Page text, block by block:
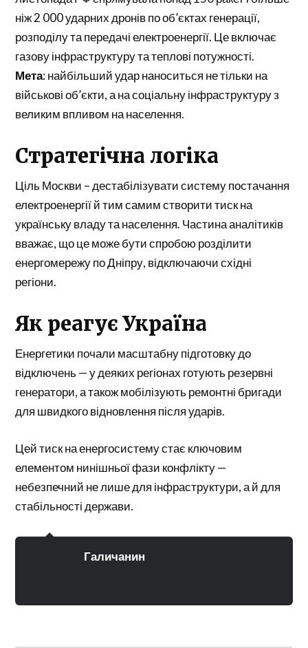
ніж 2 000 ударних дронів по об’єктах генерації,
розподілу та передачі електроенергії. Це включає
газову інфраструктуру та теплові потужності.
Мета: найбільший удар наноситься не тільки на
військові об’єкти, а на соціальну інфраструктуру з
великим впливом на населення.
Стратегічна логіка
Ціль Москви – дестабілізувати систему постачання
електроенергії й тим самим створити тиск на
українську владу та населення. Частина аналітиків
вважає, що це може бути спробою розділити
енергомережу по Дніпру, відключаючи східні
регіони.
Як реагує Україна
Енергетики почали масштабну підготовку до
відключень — у деяких регіонах готують резервні
генератори, а також мобілізують ремонтні бригади
для швидкого відновлення після ударів.
Цей тиск на енергосистему стає ключовим
елементом нинішньої фази конфлікту —
небезпечний не лише для інфраструктури, а й для
стабільності держави.
Галичанин